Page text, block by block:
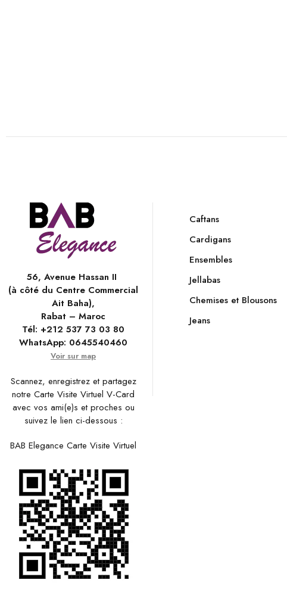
56, Avenue Hassan II
(à côté du Centre Commercial
Ait Baha),
Rabat – Maroc
Tél: +212 537 73 03 80
WhatsApp: 0645540460
Voir sur map
Scannez, enregistrez et partagez
notre Carte Visite Virtuel V-Card
avec vos ami(e)s et proches ou
suivez le lien ci-dessous :
BAB Elegance Carte Visite Virtuel
Caftans
Cardigans
Ensembles
Jellabas
Chemises et Blousons
Jeans